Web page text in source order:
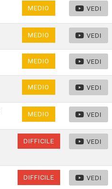
MEDIO VEDI
MEDIO VEDI
MEDIO VEDI
MEDIO VEDI
MEDIO VEDI
DIFFICILE VEDI
DIFFICILE VEDI